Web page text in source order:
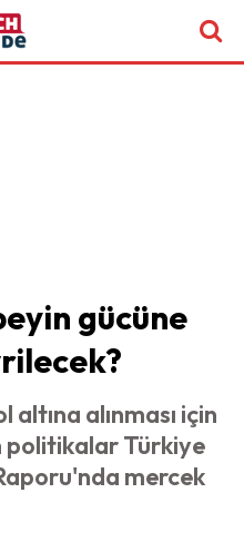
gücüne
alınması için
politikalar Türkiye
mercek